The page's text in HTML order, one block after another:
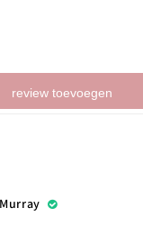
review toevoegen